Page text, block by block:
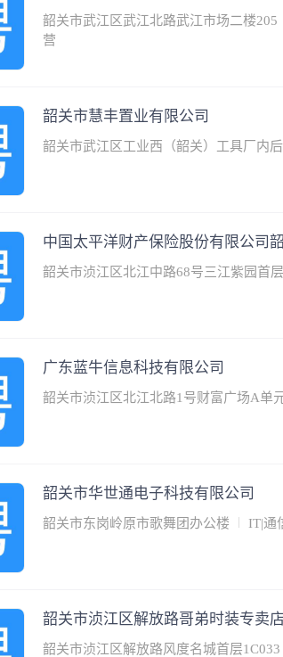
韶关市武江区武江北路武江市场二楼205
营
韶关市慧丰置业有限公司
韶关市武江区工业西（韶关）工具厂内
中国太平洋财产保险股份有限公司
韶关市浈江区北江中路68号三江紫园首层
广东蓝牛信息科技有限公司
韶关市浈江区北江北路1号财富广场A单
韶关市华世通电子科技有限公司
韶关市东岗岭原市歌舞团办公楼 IT|通
韶关市浈江区解放路哥弟时装专卖店
韶关市浈江区解放路风度名城首层1C033